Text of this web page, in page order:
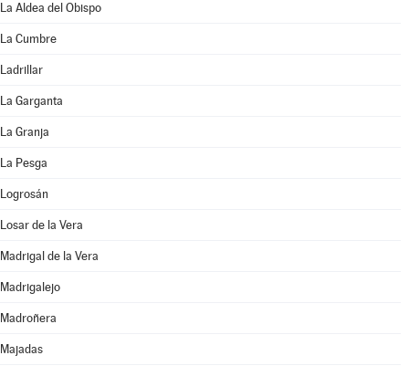
La Aldea del Obispo
La Cumbre
Ladrillar
La Garganta
La Granja
La Pesga
Logrosán
Losar de la Vera
Madrigal de la Vera
Madrigalejo
Madroñera
Majadas